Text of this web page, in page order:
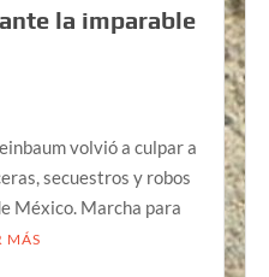
la imparable
volvió a culpar a
secuestros y robos
México. Marcha para
MÁS